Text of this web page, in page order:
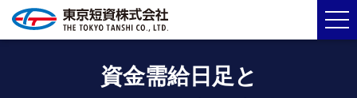
資金需給日足と